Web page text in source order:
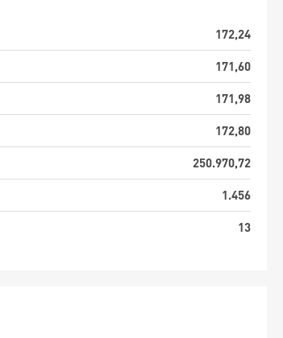
172,24
171,60
171,98
172,80
250.970,72
1.456
13